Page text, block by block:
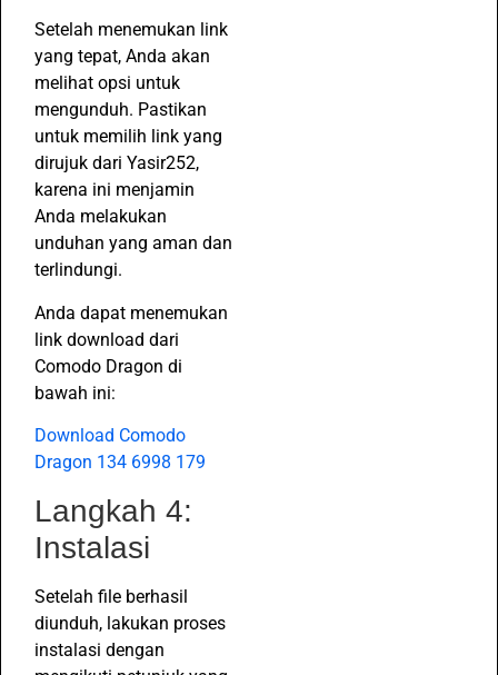
Setelah menemukan link
yang tepat, Anda akan
melihat opsi untuk
mengunduh. Pastikan
untuk memilih link yang
dirujuk dari Yasir252,
karena ini menjamin
Anda melakukan
unduhan yang aman dan
terlindungi.
Anda dapat menemukan
link download dari
Comodo Dragon di
bawah ini:
Download Comodo
Dragon 134 6998 179
Langkah 4:
Instalasi
Setelah file berhasil
diunduh, lakukan proses
instalasi dengan